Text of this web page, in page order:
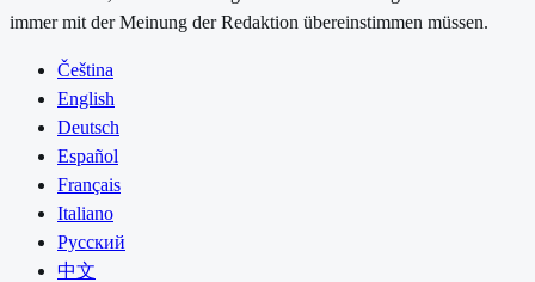
immer mit der Meinung der Redaktion übereinstimmen müssen.
Čeština
English
Deutsch
Español
Français
Italiano
Русский
中文